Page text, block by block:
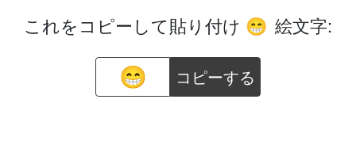
これをコピーして貼り付け 😁 絵文字:
コピーする